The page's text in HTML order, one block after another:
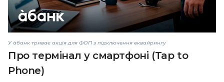
У àбанк триває акція для ФОП з підключення еквайрингу
Про термінал у смартфоні (Tap to
Phone)